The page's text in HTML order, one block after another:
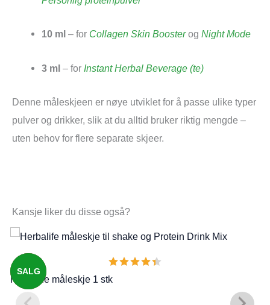
10 ml – for Collagen Skin BoosterogNight Mode
3 ml – for Instant Herbal Beverage (te)
Denne måleskjeen er nøye utviklet for å passe ulike typer
pulver og drikker, slik at du alltid bruker riktig mengde –
uten behov for flere separate skjeer.
Kansje liker du disse også?
SALG
Herbalife måleskje 1 stk